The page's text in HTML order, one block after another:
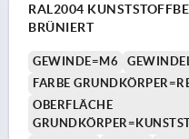
RAL2004
BRÜNIERT
GEWINDE=M6
FARBE
OBERFLÄCHE